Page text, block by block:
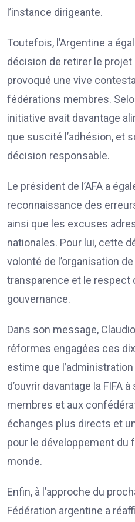
l’instance dirigeante.
Toutefois, l’Argentine a
décision de retirer le
provoqué une vive
fédérations membres.
initiative avait davantage
que suscité l’adhésion, et
décision responsable.
Le président de l’AFA a
reconnaissance des
ainsi que les excuses
nationales. Pour lui, cette
volonté de l’organisation
transparence et le respect
gouvernance.
Dans son message,
réformes engagées ces
estime que
d’ouvrir davantage la FIFA
membres et aux
échanges plus directs et
pour le développement du
monde.
Enfin, à l’approche du
Fédération argentine a